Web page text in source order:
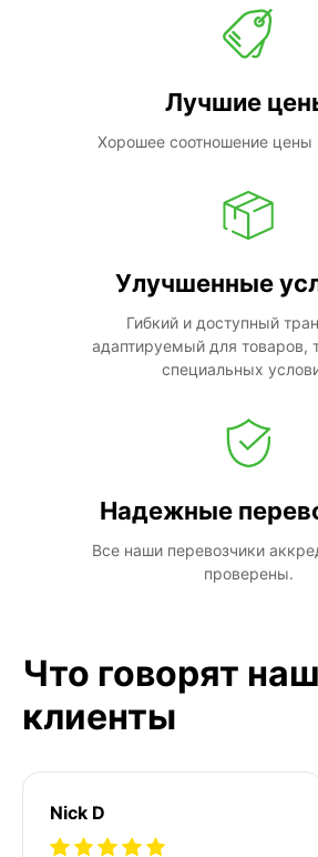
Лучшие
Хорошее соотношение цены
Улучшенные
Гибкий и доступный
адаптируемый для товаров,
специальных
Надежные
Все наши перевозчики
проверены.
Что говорят
клиенты
Nick D